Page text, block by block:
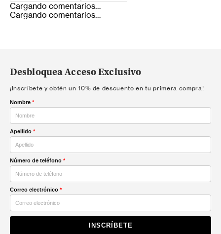
Cargando comentarios…
Cargando comentarios…
Desbloquea Acceso Exclusivo
¡Inscríbete y obtén un 10% de descuento en tu primera compra!
Nombre *
Apellido *
Número de teléfono *
Correo electrónico *
INSCRÍBETE